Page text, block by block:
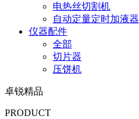
电热丝切割机
自动定量定时加液器
仪器配件
全部
切片器
压饼机
卓锐精品
PRODUCT